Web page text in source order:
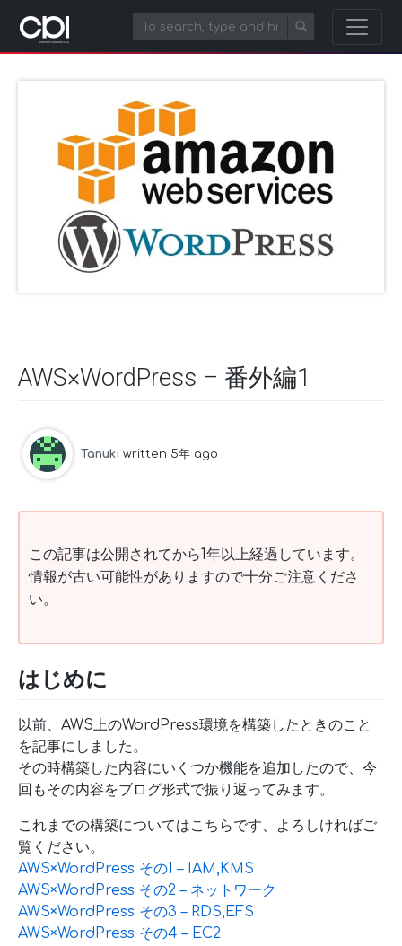
AWS×WordPress – 番外編1
Tanuki written 5年 ago
この記事は公開されてから1年以上経過しています。
情報が古い可能性がありますので十分ご注意くださ
い。
はじめに
以前、AWS上のWordPress環境を構築したときのこと
を記事にしました。
その時構築した内容にいくつか機能を追加したので、今
回もその内容をブログ形式で振り返ってみます。
これまでの構築についてはこちらです、よろしければご
覧ください。
AWS×WordPress その1 – IAM,KMS
AWS×WordPress その2 – ネットワーク
AWS×WordPress その3 – RDS,EFS
AWS×WordPress その4 – EC2